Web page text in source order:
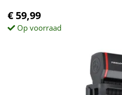
€ 59,99
Op voorraad